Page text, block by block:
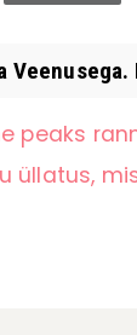
peaks